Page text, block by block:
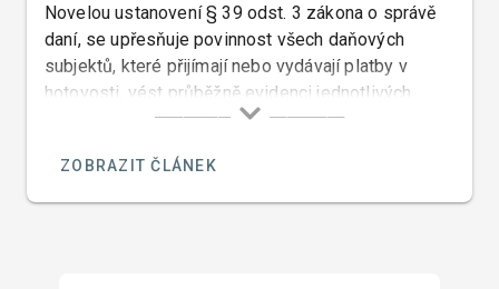
Novelou ustanovení § 39 odst. 3 zákona o správě
daní, se upřesňuje povinnost všech daňových
subjektů, které přijímají nebo vydávají platby v
hotovosti, vést průběžně evidenci jednotlivých
plateb, pokud údaje o těchto platbách slouží jako
povinnosti s tím, že od 1.1.2007 ta část
živnostníků, která provozuje maloobchod a
ZOBRAZIT ČLÁNEK